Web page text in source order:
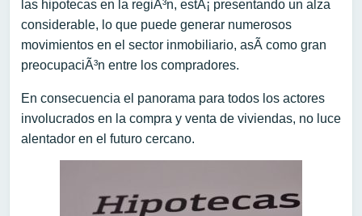
las hipotecas en la regiÃ³n, estÃ¡ presentando un alza
considerable, lo que puede generar numerosos
movimientos en el sector inmobiliario, asÃ­ como gran
preocupaciÃ³n entre los compradores.
En consecuencia el panorama para todos los actores
involucrados en la compra y venta de viviendas, no luce
alentador en el futuro cercano.